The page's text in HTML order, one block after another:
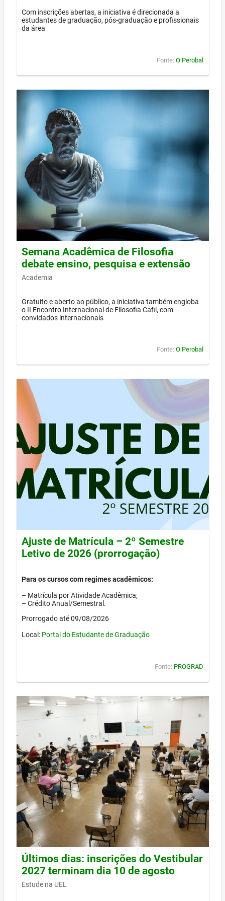
Com inscrições abertas, a iniciativa é direcionada a
estudantes de graduação, pós-graduação e profissionais
da área
Fonte: O Perobal
Semana Acadêmica de Filosofia
debate ensino, pesquisa e extensão
Academia
Gratuito e aberto ao público, a iniciativa também engloba
o II Encontro Internacional de Filosofia Cafil, com
convidados internacionais
Fonte: O Perobal
Ajuste de Matrícula – 2º Semestre
Letivo de 2026 (prorrogação)
Para os cursos com regimes acadêmicos:
– Matrícula por Atividade Acadêmica;
– Crédito Anual/Semestral.
Prorrogado até 09/08/2026
Local: Portal do Estudante de Graduação
Fonte: PROGRAD
Últimos dias: inscrições do Vestibular
2027 terminam dia 10 de agosto
Estude na UEL